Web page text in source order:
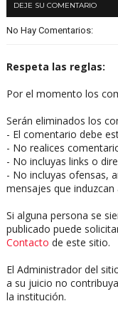
DEJE SU COMENTARIO
No Hay Comentarios:
Respeta las reglas:
Por el momento los
Serán eliminados los
- El comentario debe
- No realices
- No incluyas links o
- No incluyas ofensas,
mensajes que induzcan
Si alguna persona se
publicado puede
Contacto de este sitio.
El Administrador del
a su juicio no
la institución.